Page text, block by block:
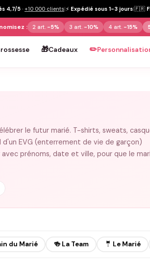
4,7/5 · +10 000 clients|⚡ Expédié sous 1-3 jours|🇫🇷
: 2 art. -5% 3 art. -10% 4 art. -15%
🎁Cadeaux ✏️
le futur marié. T-shirts, sweats,
EVG (enterrement de vie de garçon)
prénoms, date et ville, pour que le
du Marié 🍻 La Team 🤵 Le Marié